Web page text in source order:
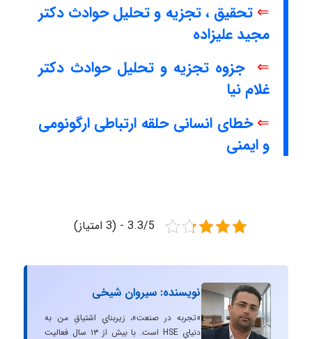
⇐ تحقیق ، تجزیه و تحلیل حوادث دکتر
مجید علیزاده
⇐ جزوه تجزیه و تحلیل حوادث دکتر
غلام نیا
⇐خطای انسانی حلقه ارتباطی ارگونومی
و ایمنی
3.3/5 - (3 امتیاز)
نویسنده: سیروان شیخی
«تجربه در صنعت»، زیربنایِ اشتیاقِ من به
دنیایِ HSE است. با بیش از ۱۳ سال فعالیت